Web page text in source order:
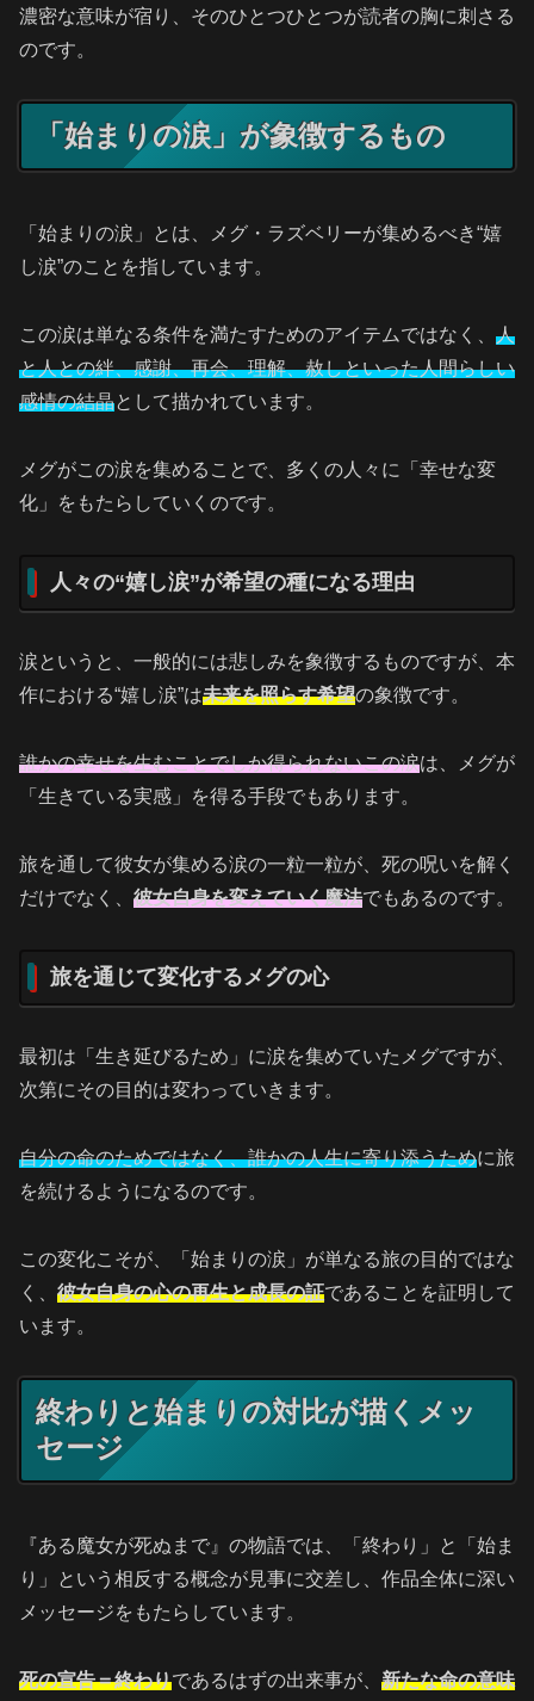
濃密な意味が宿り、そのひとつひとつが読者の胸に刺さる
のです。
「始まりの涙」が象徴するもの
「始まりの涙」とは、メグ・ラズベリーが集めるべき“嬉
し涙”のことを指しています。
この涙は単なる条件を満たすためのアイテムではなく、 人
と人との絆、感謝、再会、理解、赦しといった人間らしい
感情の結晶として描かれています。
メグがこの涙を集めることで、多くの人々に「幸せな変
化」をもたらしていくのです。
人々の“嬉し涙”が希望の種になる理由
涙というと、一般的には悲しみを象徴するものですが、本
作における“嬉し涙”は未来を照らす希望の象徴です。
誰かの幸せを生むことでしか得られないこの涙は、メグが
「生きている実感」を得る手段でもあります。
旅を通して彼女が集める涙の一粒一粒が、死の呪いを解く
だけでなく、 彼女自身を変えていく魔法でもあるのです。
旅を通じて変化するメグの心
最初は「生き延びるため」に涙を集めていたメグですが、
次第にその目的は変わっていきます。
自分の命のためではなく、誰かの人生に寄り添うために旅
を続けるようになるのです。
この変化こそが、「始まりの涙」が単なる旅の目的ではな
く、 彼女自身の心の再生と成長の証であることを証明して
います。
終わりと始まりの対比が描くメッ
セージ
『ある魔女が死ぬまで』の物語では、「終わり」と「始ま
り」という相反する概念が見事に交差し、作品全体に深い
メッセージをもたらしています。
死の宣告＝終わりであるはずの出来事が、 新たな命の意味